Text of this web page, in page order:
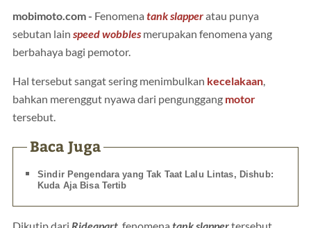
mobimoto.com - Fenomena tank slapperatau punya
sebutan lain speed wobbles merupakan fenomena yang
berbahaya bagi pemotor.
Hal tersebut sangat sering menimbulkan kecelakaan
bahkan merenggut nyawa dari pengunggang motor
tersebut.
Baca Juga
Sindir Pengendara yang Tak Taat Lalu Lintas, Dishub:
Kuda Aja Bisa Tertib